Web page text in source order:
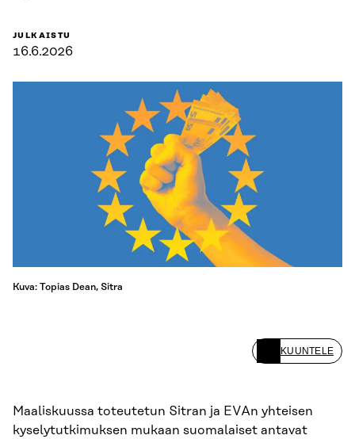
JULKAISTU
16.6.2026
Kuva: Topias Dean, Sitra
KUUNTELE
Maaliskuussa toteutetun Sitran ja EVAn yhteisen
kyselytutkimuksen mukaan suomalaiset antavat